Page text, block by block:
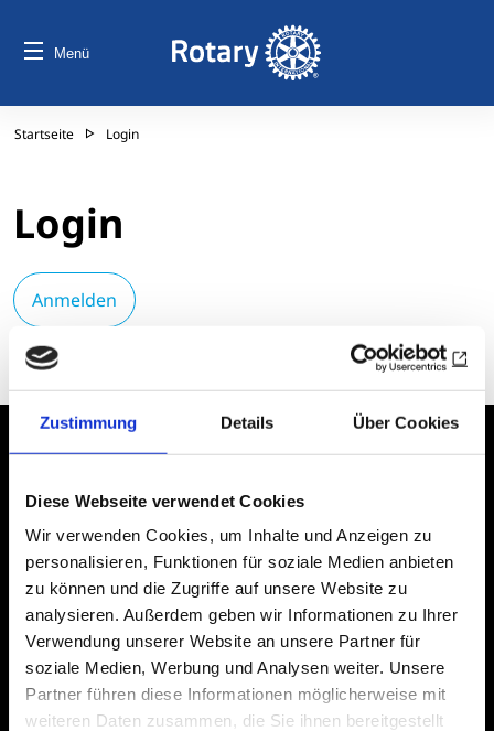
Zustimmung Details Über Cookies
Diese Webseite verwendet Cookies
Wir verwenden Cookies, um Inhalte und Anzeigen zu
personalisieren, Funktionen für soziale Medien anbieten
zu können und die Zugriffe auf unsere Website zu
analysieren. Außerdem geben wir Informationen zu Ihrer
Verwendung unserer Website an unsere Partner für
soziale Medien, Werbung und Analysen weiter. Unsere
Partner führen diese Informationen möglicherweise mit
weiteren Daten zusammen, die Sie ihnen bereitgestellt
Menü
Startseite Login
Login
Anmelden
Erklärung zur
Impressum
Verlag
Rotary
Rotary Verlags GmbH
Ferdinandstraße 25